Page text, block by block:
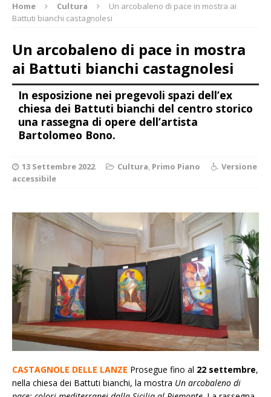
Home Cultura
Un arcobaleno di pace in mostra ai
Battuti bianchi castagnolesi
Un arcobaleno di pace in mostra
ai Battuti bianchi castagnolesi
In esposizione nei pregevoli spazi dell’ex
chiesa dei Battuti bianchi del centro storico
una rassegna di opere dell’artista
Bartolomeo Bono.
13 Settembre 2022 Cultura, Primo Piano
Versione
accessibile
CASTAGNOLE DELLE LANZE Prosegue fino al 22 settembre,
nella chiesa dei Battuti bianchi, la mostra Un arcobaleno di